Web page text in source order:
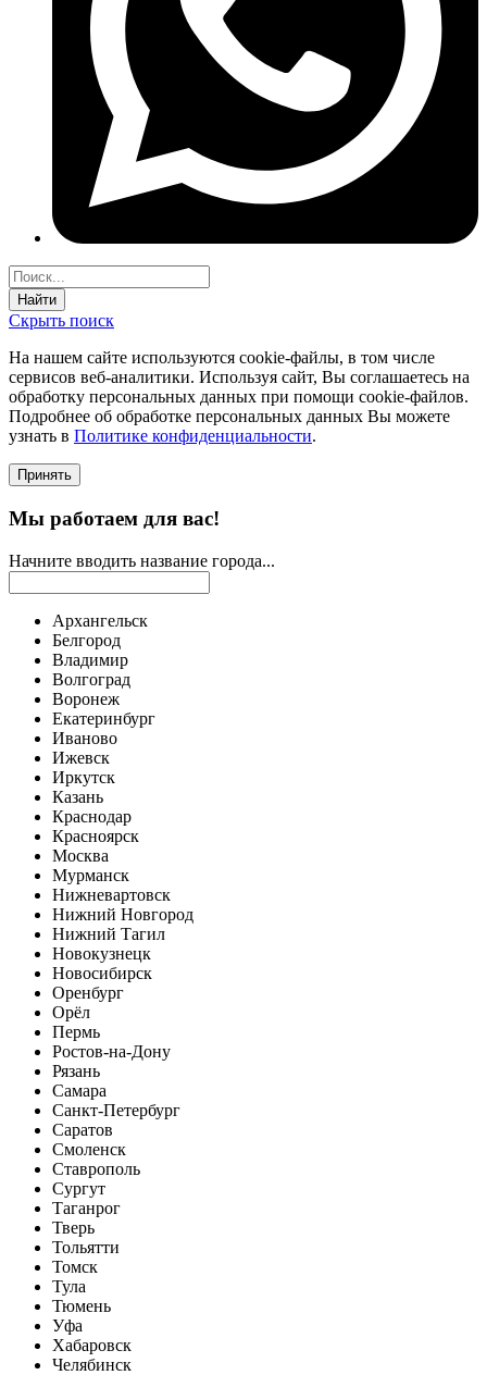
Найти
Скрыть поиск
На нашем сайте используются соokie-файлы, в том числе
сервисов веб-аналитики. Используя сайт, Вы соглашаетесь на
обработку персональных данных при помощи cookie-файлов.
Подробнее об обработке персональных данных Вы можете
узнать в Политике конфиденциальности.
Принять
Мы работаем для вас!
Начните вводить название города...
Архангельск
Белгород
Владимир
Волгоград
Воронеж
Екатеринбург
Иваново
Ижевск
Иркутск
Казань
Краснодар
Красноярск
Москва
Мурманск
Нижневартовск
Нижний Новгород
Нижний Тагил
Новокузнецк
Новосибирск
Оренбург
Орёл
Пермь
Ростов-на-Дону
Рязань
Самара
Санкт-Петербург
Саратов
Смоленск
Ставрополь
Сургут
Таганрог
Тверь
Тольятти
Томск
Тула
Тюмень
Уфа
Хабаровск
Челябинск